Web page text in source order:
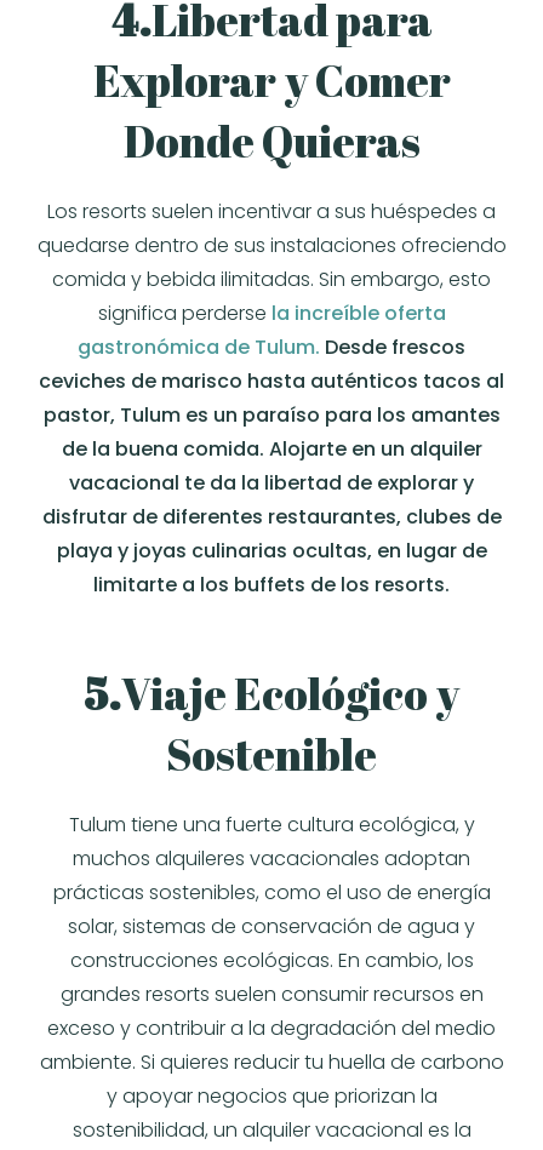
4.Libertad para
Explorar y Comer
Donde Quieras
Los resorts suelen incentivar a sus huéspedes a
quedarse dentro de sus instalaciones ofreciendo
comida y bebida ilimitadas. Sin embargo, esto
significa perderse la increíble oferta
gastronómica de Tulum. Desde frescos
ceviches de marisco hasta auténticos tacos al
pastor, Tulum es un paraíso para los amantes
de la buena comida. Alojarte en un alquiler
vacacional te da la libertad de explorar y
disfrutar de diferentes restaurantes, clubes de
playa y joyas culinarias ocultas, en lugar de
limitarte a los buffets de los resorts.
5.Viaje Ecológico y
Sostenible
Tulum tiene una fuerte cultura ecológica, y
muchos alquileres vacacionales adoptan
prácticas sostenibles, como el uso de energía
solar, sistemas de conservación de agua y
construcciones ecológicas. En cambio, los
grandes resorts suelen consumir recursos en
exceso y contribuir a la degradación del medio
ambiente. Si quieres reducir tu huella de carbono
y apoyar negocios que priorizan la
sostenibilidad, un alquiler vacacional es la